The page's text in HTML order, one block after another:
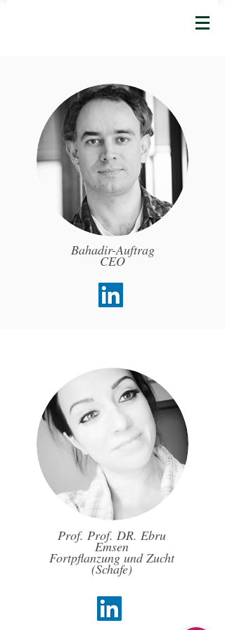
Bahadir-Auftrag
CEO
Prof. Prof. DR. Ebru
Emsen
Fortpflanzung und Zucht
(Schafe)